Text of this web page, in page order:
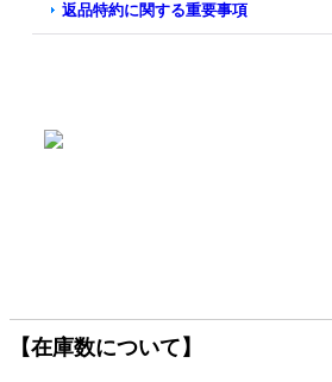
返品特約に関する重要事項
【在庫数について】